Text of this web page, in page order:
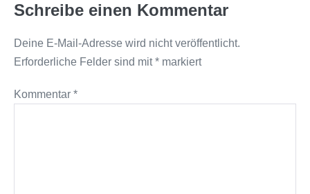
Schreibe einen Kommentar
Deine E-Mail-Adresse wird nicht veröffentlicht.
Erforderliche Felder sind mit* markiert
Kommentar *